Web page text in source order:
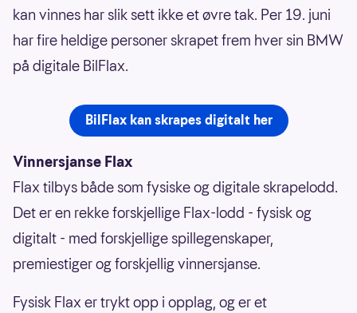
kan vinnes har slik sett ikke et øvre tak. Per 19. juni
har fire heldige personer skrapet frem hver sin BMW
på digitale BilFlax.
BilFlax kan skrapes digitalt her
Vinnersjanse Flax
Flax tilbys både som fysiske og digitale skrapelodd.
Det er en rekke forskjellige Flax-lodd - fysisk og
digitalt - med forskjellige spillegenskaper,
premiestiger og forskjellig vinnersjanse.
Fysisk Flax er trykt opp i opplag, og er et